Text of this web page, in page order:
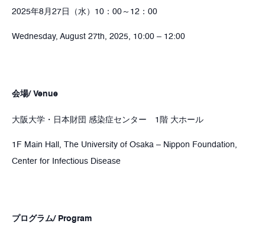
2025年8月27日（水）10：00～12：00
Wednesday, August 27th, 2025, 10:00 – 12:00
会場/ Venue
大阪大学・日本財団 感染症センター 1階 大ホール
1F Main Hall, The University of Osaka – Nippon Foundation,
Center for Infectious Disease
プログラム/ Program